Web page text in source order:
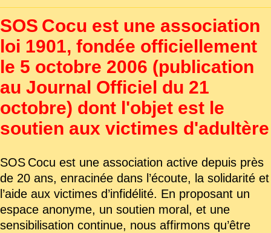
SOS Cocu est une association
loi 1901, fondée officiellement
le 5 octobre 2006 (publication
au Journal Officiel du 21
octobre) dont l'objet est le
soutien aux victimes d'adultère
SOS Cocu est une association active depuis près
de 20 ans, enracinée dans l’écoute, la solidarité et
l’aide aux victimes d’infidélité. En proposant un
espace anonyme, un soutien moral, et une
sensibilisation continue, nous affirmons qu’être